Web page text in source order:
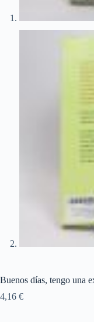
Buenos días, tengo una
4,16 €